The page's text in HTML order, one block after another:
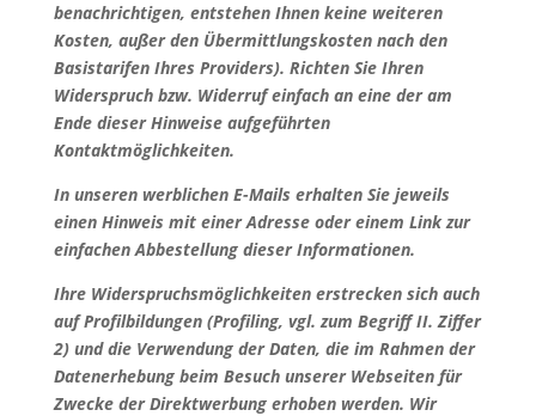
benachrichtigen, entstehen Ihnen keine weiteren
Kosten, außer den Übermittlungskosten nach den
Basistarifen Ihres Providers). Richten Sie Ihren
Widerspruch bzw. Widerruf einfach an eine der am
Ende dieser Hinweise aufgeführten
Kontaktmöglichkeiten.
In unseren werblichen E-Mails erhalten Sie jeweils
einen Hinweis mit einer Adresse oder einem Link zur
einfachen Abbestellung dieser Informationen.
Ihre Widerspruchsmöglichkeiten erstrecken sich auch
auf Profilbildungen (Profiling, vgl. zum Begriff II. Ziffer
2) und die Verwendung der Daten, die im Rahmen der
Datenerhebung beim Besuch unserer Webseiten für
Zwecke der Direktwerbung erhoben werden. Wir